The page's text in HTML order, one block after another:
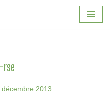
rse
décembre 2013